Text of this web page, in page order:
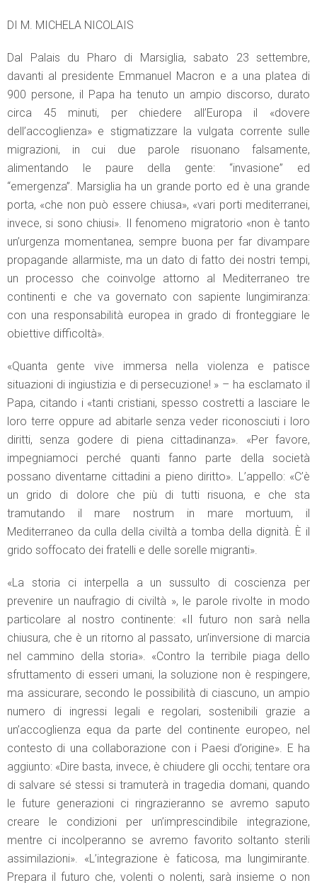
DI M. MICHELA NICOLAIS
Dal Palais du Pharo di Marsiglia, sabato 23 settembre,
davanti al presidente Emmanuel Macron e a una platea di
900 persone, il Papa ha tenuto un ampio discorso, durato
circa 45 minuti, per chiedere all’Europa il «dovere
dell’accoglienza» e stigmatizzare la vulgata corrente sulle
migrazioni, in cui due parole risuonano falsamente,
alimentando le paure della gente: “invasione” ed
“emergenza”. Marsiglia ha un grande porto ed è una grande
porta, «che non può essere chiusa», «vari porti mediterranei,
invece, si sono chiusi». Il fenomeno migratorio «non è tanto
un’urgenza momentanea, sempre buona per far divampare
propagande allarmiste, ma un dato di fatto dei nostri tempi,
un processo che coinvolge attorno al Mediterraneo tre
continenti e che va governato con sapiente lungimiranza:
con una responsabilità europea in grado di fronteggiare le
obiettive difficoltà».
«Quanta gente vive immersa nella violenza e patisce
situazioni di ingiustizia e di persecuzione! » – ha esclamato il
Papa, citando i «tanti cristiani, spesso costretti a lasciare le
loro terre oppure ad abitarle senza veder riconosciuti i loro
diritti, senza godere di piena cittadinanza». «Per favore,
impegniamoci perché quanti fanno parte della società
possano diventarne cittadini a pieno diritto». L’appello: «C’è
un grido di dolore che più di tutti risuona, e che sta
tramutando il mare nostrum in mare mortuum, il
Mediterraneo da culla della civiltà a tomba della dignità. È il
grido soffocato dei fratelli e delle sorelle migranti».
«La storia ci interpella a un sussulto di coscienza per
prevenire un naufragio di civiltà », le parole rivolte in modo
particolare al nostro continente: «Il futuro non sarà nella
chiusura, che è un ritorno al passato, un’inversione di marcia
nel cammino della storia». «Contro la terribile piaga dello
sfruttamento di esseri umani, la soluzione non è respingere,
ma assicurare, secondo le possibilità di ciascuno, un ampio
numero di ingressi legali e regolari, sostenibili grazie a
un’accoglienza equa da parte del continente europeo, nel
contesto di una collaborazione con i Paesi d’origine». E ha
aggiunto: «Dire basta, invece, è chiudere gli occhi; tentare ora
di salvare sé stessi si tramuterà in tragedia domani, quando
le future generazioni ci ringrazieranno se avremo saputo
creare le condizioni per un’imprescindibile integrazione,
mentre ci incolperanno se avremo favorito soltanto sterili
assimilazioni». «L’integrazione è faticosa, ma lungimirante.
Prepara il futuro che, volenti o nolenti, sarà insieme o non